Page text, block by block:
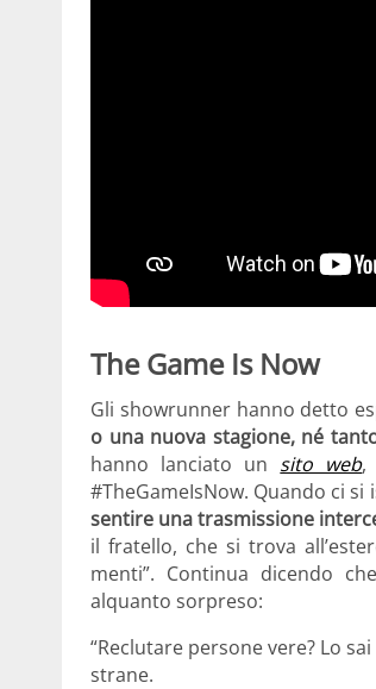
The Game Is Now
Gli showrunner hanno detto
o una nuova stagione, né
hanno lanciato un sito web,
#TheGameIsNow. Quando ci si
sentire una trasmissione
il fratello, che si trova
menti”. Continua dicendo
alquanto sorpreso:
“Reclutare persone vere? Lo
strane.